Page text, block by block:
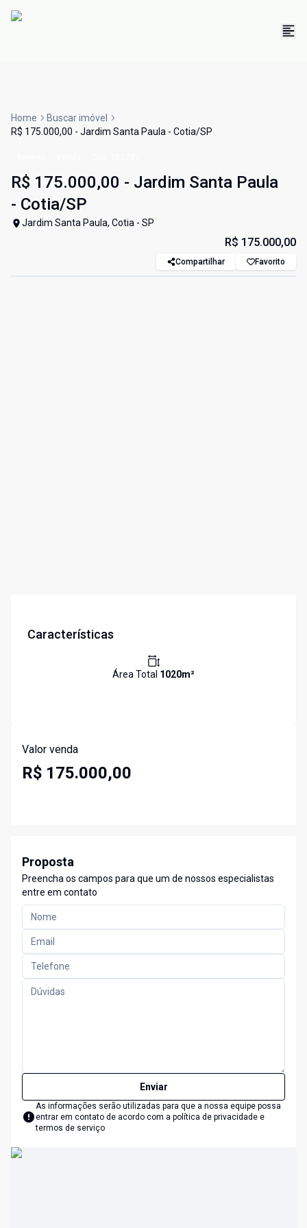
Home
Buscar imóvel
R$ 175.000,00 - Jardim Santa Paula - Cotia/SP
R$ 175.000,00 - Jardim Santa Paula
- Cotia/SP
Jardim Santa Paula, Cotia - SP
R$ 175.000,00
Compartilhar Favorito
Características
Área Total 1020m²
Valor venda
R$ 175.000,00
Proposta
Preencha os campos para que um de nossos especialistas
entre em contato
Enviar
As informações serão utilizadas para que a nossa equipe possa
entrar em contato de acordo com a política de privacidade e
termos de serviço